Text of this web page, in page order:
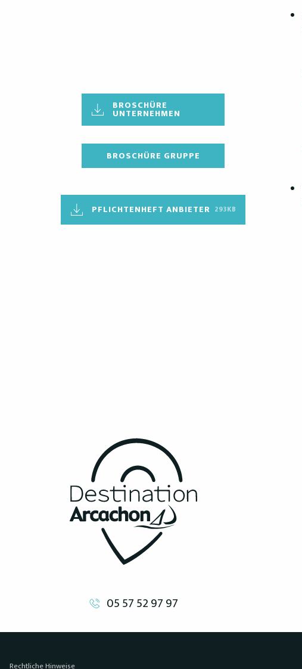
BROSCHÜRE
UNTERNEHMEN
BROSCHÜRE GRUPPE
PFLICHTENHEFT ANBIETER 293KB
05 57 52 97 97
Rechtliche Hinweise